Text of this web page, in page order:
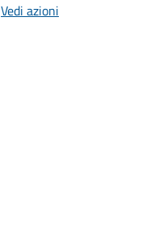
Vedi azioni